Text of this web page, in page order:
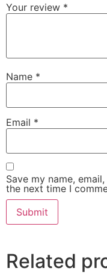
Your review *
Name *
Email *
Save my name,
the next time I
Related